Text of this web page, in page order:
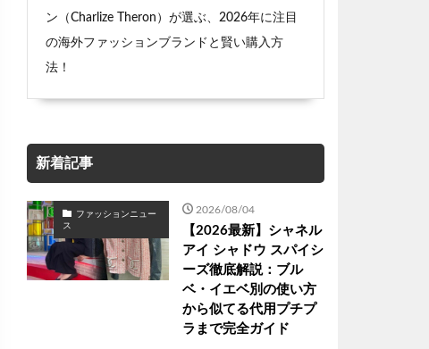
ン（Charlize Theron）が選ぶ、2026年に注目
の海外ファッションブランドと賢い購入方
法！
新着記事
ファッションニュー
ス
2026/08/04
【2026最新】シャネル
アイ シャドウ スパイシ
ーズ徹底解説：ブル
ベ・イエベ別の使い方
から似てる代用プチプ
ラまで完全ガイド